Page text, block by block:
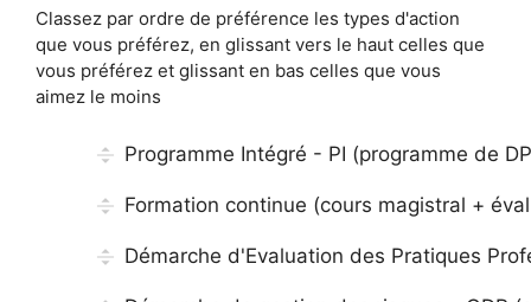
Classez par ordre de préférence les types d'action
que vous préférez, en glissant vers le haut celles que
vous préférez et glissant en bas celles que vous
aimez le moins
Programme Intégré - PI (programme de
Formation continue (cours magistral +
Démarche d'Evaluation des Pratiques